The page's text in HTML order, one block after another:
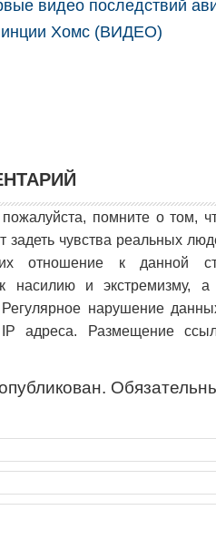
видео последствий
Хомс (ВИДЕО)
помните о том,
задеть чувства реальных
отношение к данной
насилию и экстремизму, а
Регулярное нарушение
адреса. Размещение